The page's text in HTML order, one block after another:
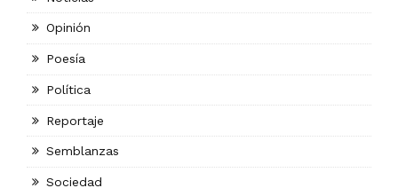
Opinión
Poesía
Política
Reportaje
Semblanzas
Sociedad